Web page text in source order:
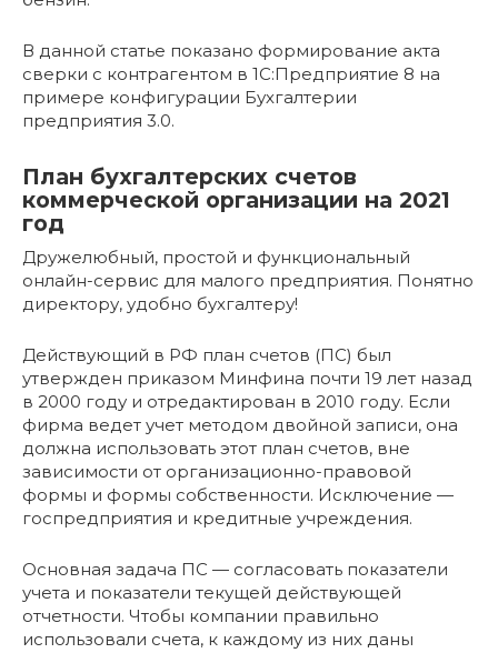
В данной статье показано формирование акта
сверки с контрагентом в 1С:Предприятие 8 на
примере конфигурации Бухгалтерии
предприятия 3.0.
План бухгалтерских счетов
коммерческой организации на 2021
год
Дружелюбный, простой и функциональный
онлайн-сервис для малого предприятия. Понятно
директору, удобно бухгалтеру!
Действующий в РФ план счетов (ПС) был
утвержден приказом Минфина почти 19 лет назад
в 2000 году и отредактирован в 2010 году. Если
фирма ведет учет методом двойной записи, она
должна использовать этот план счетов, вне
зависимости от организационно-правовой
формы и формы собственности. Исключение —
госпредприятия и кредитные учреждения.
Основная задача ПС — согласовать показатели
учета и показатели текущей действующей
отчетности. Чтобы компании правильно
использовали счета, к каждому из них даны